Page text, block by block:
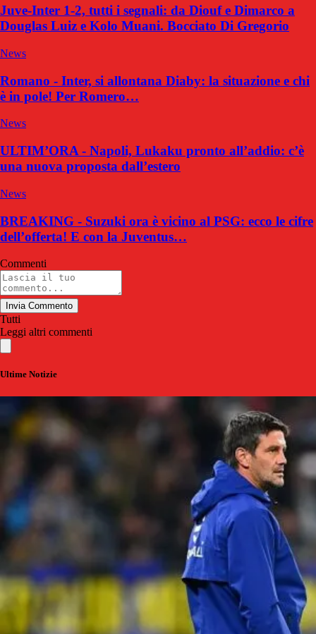
Juve-Inter 1-2, tutti i segnali: da Diouf e Dimarco a
Douglas Luiz e Kolo Muani. Bocciato Di Gregorio
News
Romano - Inter, si allontana Diaby: la situazione e chi
è in pole! Per Romero…
News
ULTIM’ORA - Napoli, Lukaku pronto all’addio: c’è
una nuova proposta dall’estero
News
BREAKING - Suzuki ora è vicino al PSG: ecco le cifre
dell’offerta! E con la Juventus…
Commenti
Invia Commento
Tutti
Leggi altri commenti
Ultime Notizie